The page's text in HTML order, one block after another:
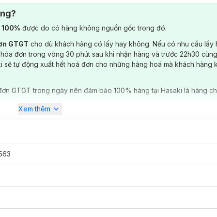
được do có hàng không nguồn gốc trong đó.
GTGT cho dù khách hàng có lấy hay không. Nếu có nhu cầu lấy
đơn trong vòng 30 phút sau khi nhận hàng và trước 22h30
sẽ tự động xuất hết hoá đơn cho những hàng hoá mà khách hàng
GTGT trong ngày nên đảm bảo 100% hàng tại Hasaki là hàng
Xem thêm